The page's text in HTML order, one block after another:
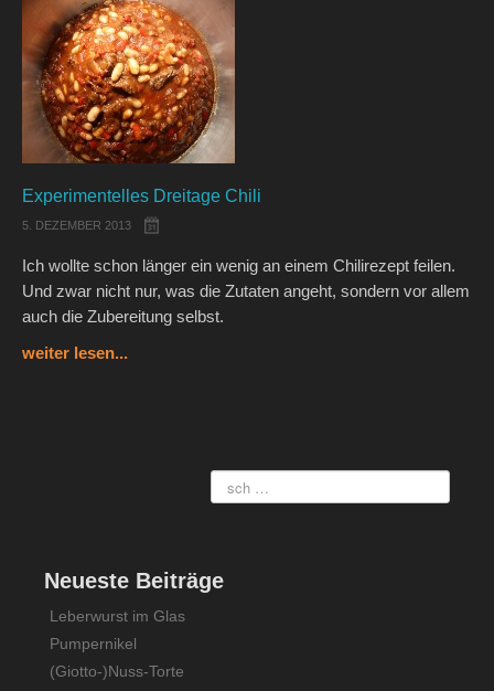
Experimentelles Dreitage Chili
5. DEZEMBER 2013
Ich wollte schon länger ein wenig an einem Chilirezept feilen.
Und zwar nicht nur, was die Zutaten angeht, sondern vor allem
auch die Zubereitung selbst.
weiter lesen...
Neueste Beiträge
Leberwurst im Glas
Pumpernikel
(Giotto-)Nuss-Torte